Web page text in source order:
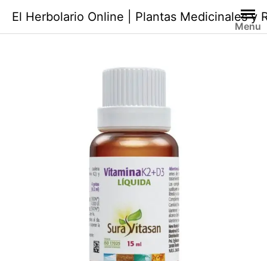
contenido
El Herbolario Online | Plantas Medicinales y
Menu